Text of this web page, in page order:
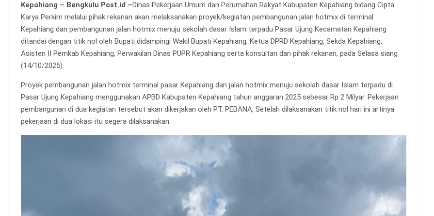
Kepahiang – Bengkulu Post.id –Dinas Pekerjaan Umum dan Perumahan Rakyat Kabupaten Kepahiang bidang Cipta
Karya Perkim melalui pihak rekanan akan melaksanakan proyek/kegiatan pembangunan jalan hotmix di terminal
Kepahiang dan pembangunan jalan hotmix menuju sekolah dasar Islam terpadu Pasar Ujung Kecamatan Kepahiang
ditandai dengan titik nol oleh Bupati didampingi Wakil Bupati Kepahiang, Ketua DPRD Kepahiang, Sekda Kepahiang,
Asisten II Pemkab Kepahiang, Perwakilan Dinas PUPR Kepahiang serta konsultan dan pihak rekanan, pada Selasa siang
(14/10/2025).
Proyek pembangunan jalan hotmix terminal pasar Kepahiang dan jalan hotmix menuju sekolah dasar Islam terpadu di
Pasar Ujung Kepahiang menggunakan APBD Kabupaten Kepahiang tahun anggaran 2025 sebesar Rp 2 Milyar. Pekerjaan
pembangunan di dua kegiatan tersebut akan dikerjakan oleh PT. PEBANA, Setelah dilaksanakan titik nol hari ini artinya
pekerjaan di dua lokasi itu segera dilaksanakan.